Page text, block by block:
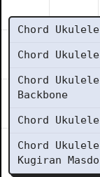
Chord
Chord
Chord
Backbone
Chord
Chord
Kugiran Masdo